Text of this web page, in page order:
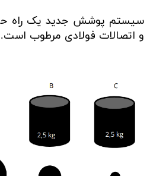
سیستم پوشش جدید یک راه حل
و اتصالات فولادی مرطوب است.